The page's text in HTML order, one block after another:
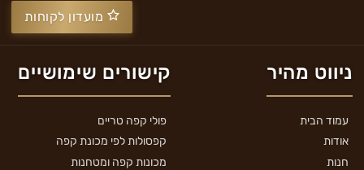
ניווט מהיר
עמוד הבית
אודות
חנות
קישורים שימושיים
פולי קפה טריים
קפסולות לפי מכונת קפה
מכונות קפה ומטחנות